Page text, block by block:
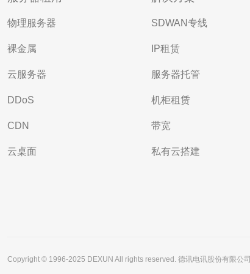
物理服务器
裸金属
云服务器
DDoS
CDN
云桌面
SDWAN专线
IP租赁
服务器托管
机柜租赁
带宽
私有云搭建
Copyright © 1996-2025 DEXUN All rights reserved. 德讯电讯股份有限公司